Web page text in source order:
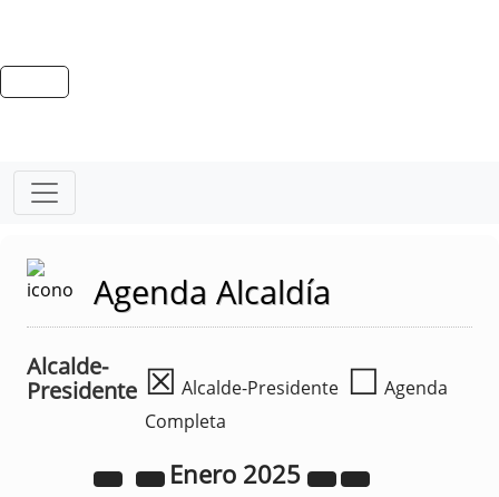
Agenda Alcaldía
Alcalde-
Presidente ☒ Alcalde-Presidente ☐ Agenda
Completa
Enero 2025